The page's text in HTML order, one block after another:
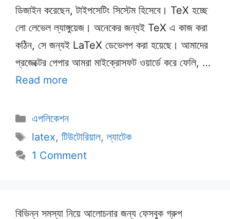
ডিজাইন করেছেন, টাইপসেটিং সিস্টেম হিসেবে। TeX হচ্ছে
লো লেভেল ল্যাঙ্গুয়েজ। অনেকের জন্যই TeX এ কাজ করা
কঠিন, সে জন্যই LaTeX ডেভেলপ করা হয়েছে। আমাদের
প্রজেক্টের পেপার আমরা মাইক্রোসফট ওয়ার্ডে করে ফেলি, …
Read more
Categories
এপলিকেশন
Tags
latex, টিউটোরিয়াল,ল্যাটেক
1 Comment
বিভিন্ন সমস্যা নিয়ে আলোচনার জন্য ফেসবুক গ্রুপ